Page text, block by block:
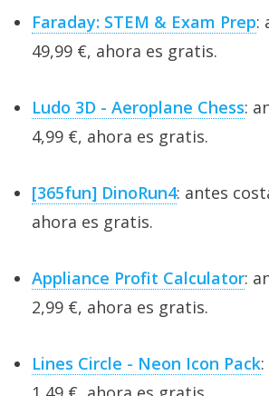
Faraday: STEM & Exam Prep:
49,99 €, ahora es gratis.
Ludo 3D - Aeroplane Chess:
4,99 €, ahora es gratis.
[365fun] DinoRun4: antes
ahora es gratis.
Appliance Profit Calculator:
2,99 €, ahora es gratis.
Lines Circle - Neon Icon Pack